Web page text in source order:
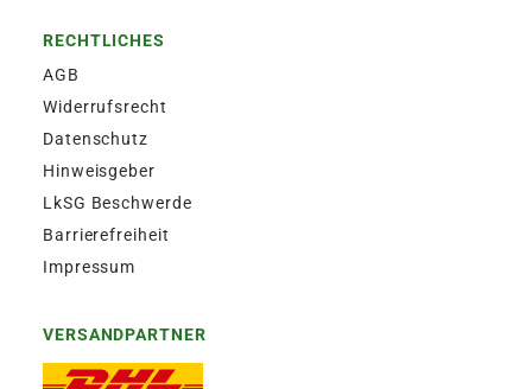
RECHTLICHES
AGB
Widerrufsrecht
Datenschutz
Hinweisgeber
LkSG Beschwerde
Barrierefreiheit
Impressum
VERSANDPARTNER